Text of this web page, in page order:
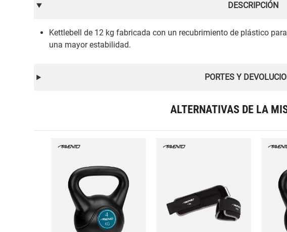
DESCRIPCIÓN
Kettlebell de 12 kg fabricada con un recubrimiento de plástico
una mayor estabilidad.
PORTES Y
ALTERNATIVAS DE LA